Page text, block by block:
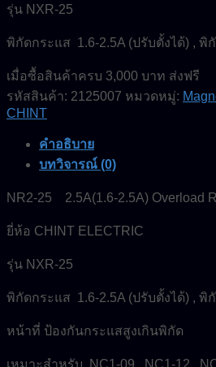
รุ่น NXR-25
พิกัดกระแส 1.6-2.5A (ปรับตั้งได้) , พิ
เมื่อซื้อสินค้าครบ 3,000 บาท ส่งฟรี
รหัสสินค้า: 2125007 หมวดหมู่:
CHINT
คำอธิบาย
บทวิจารณ์ (0)
NR2-25 2.5A(1.6-2.5A) Overload
ยี่ห้อ CHINT ELECTRIC
รุ่น NXR-25
พิกัดกระแส 1.6-2.5A (ปรับตั้งได้) , พิ
หน้าที่ ป้องกันกระแสสูงเกินพิกัด
เหมาะสำหรับ NC1-09 , NC1-12 ,